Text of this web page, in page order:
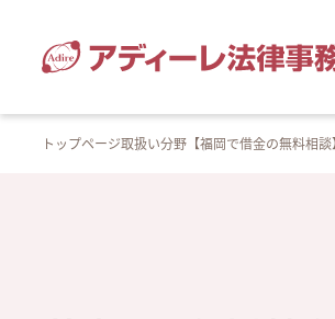
トップページ取扱い分野 【福岡で借金の無料相